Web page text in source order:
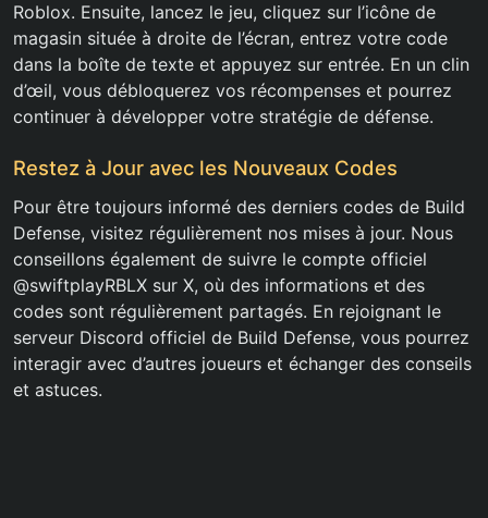
Roblox. Ensuite, lancez le jeu, cliquez sur l’icône de
magasin située à droite de l’écran, entrez votre code
dans la boîte de texte et appuyez sur entrée. En un clin
d’œil, vous débloquerez vos récompenses et pourrez
continuer à développer votre stratégie de défense.
Restez à Jour avec les Nouveaux Codes
Pour être toujours informé des derniers codes de Build
Defense, visitez régulièrement nos mises à jour. Nous
conseillons également de suivre le compte officiel
@swiftplayRBLX sur X, où des informations et des
codes sont régulièrement partagés. En rejoignant le
serveur Discord officiel de Build Defense, vous pourrez
interagir avec d’autres joueurs et échanger des conseils
et astuces.